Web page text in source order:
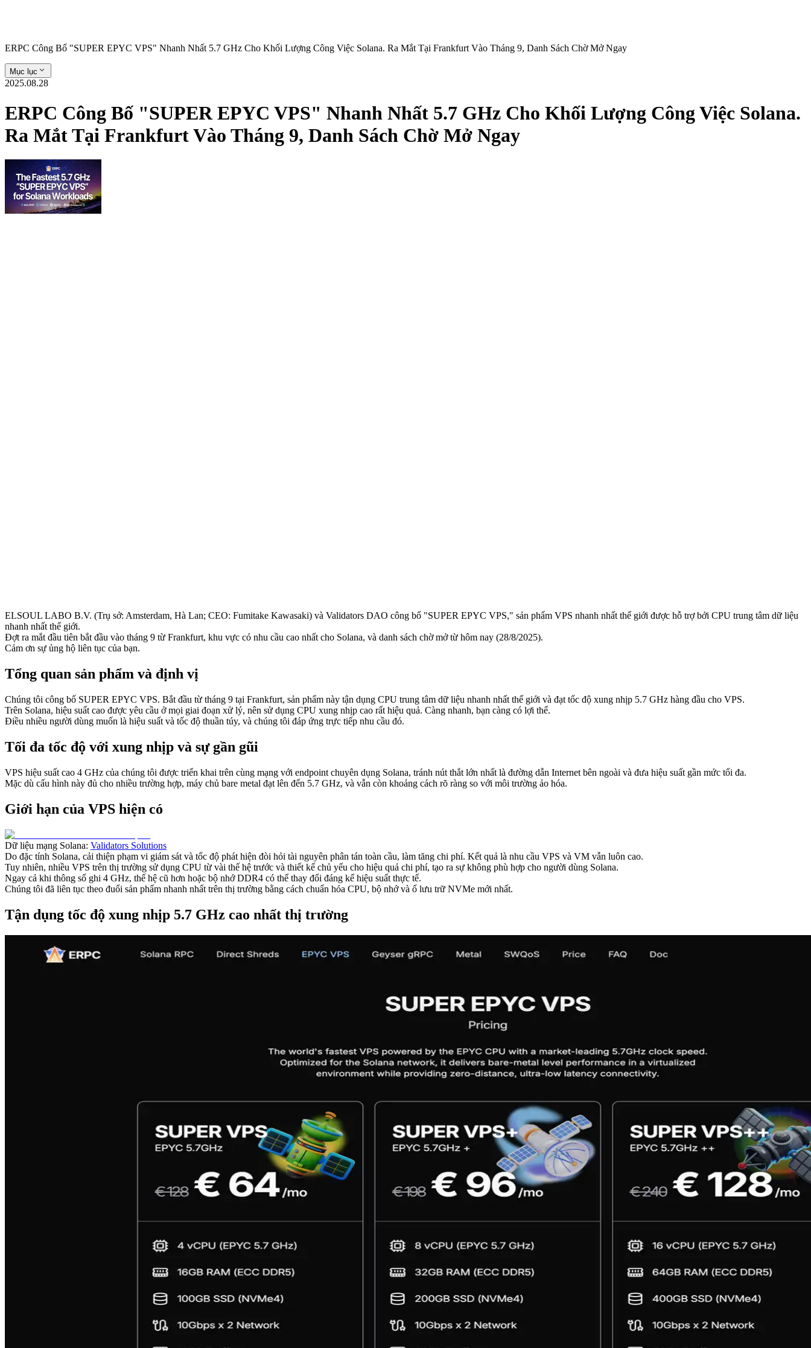
ERPC Công Bố "SUPER EPYC VPS" Nhanh Nhất 5.7 GHz Cho Khối Lượng Công Việc Solana. Ra Mắt Tại Frankfurt Vào Tháng 9, Danh Sách Chờ Mở Ngay
Mục lục
2025.08.28
ERPC Công Bố "SUPER EPYC VPS" Nhanh Nhất 5.7 GHz Cho Khối Lượng Công Việc Solana.
Ra Mắt Tại Frankfurt Vào Tháng 9, Danh Sách Chờ Mở Ngay
ELSOUL LABO B.V. (Trụ sở: Amsterdam, Hà Lan; CEO: Fumitake Kawasaki) và Validators DAO công bố "SUPER EPYC VPS," sản phẩm VPS nhanh nhất thế giới được hỗ trợ bởi CPU trung tâm dữ liệu
nhanh nhất thế giới.
Đợt ra mắt đầu tiên bắt đầu vào tháng 9 từ Frankfurt, khu vực có nhu cầu cao nhất cho Solana, và danh sách chờ mở từ hôm nay (28/8/2025).
Cảm ơn sự ủng hộ liên tục của bạn.
Tổng quan sản phẩm và định vị
Chúng tôi công bố SUPER EPYC VPS. Bắt đầu từ tháng 9 tại Frankfurt, sản phẩm này tận dụng CPU trung tâm dữ liệu nhanh nhất thế giới và đạt tốc độ xung nhịp 5.7 GHz hàng đầu cho VPS.
Trên Solana, hiệu suất cao được yêu cầu ở mọi giai đoạn xử lý, nên sử dụng CPU xung nhịp cao rất hiệu quả. Càng nhanh, bạn càng có lợi thế.
Điều nhiều người dùng muốn là hiệu suất và tốc độ thuần túy, và chúng tôi đáp ứng trực tiếp nhu cầu đó.
Tối đa tốc độ với xung nhịp và sự gần gũi
VPS hiệu suất cao 4 GHz của chúng tôi được triển khai trên cùng mạng với endpoint chuyên dụng Solana, tránh nút thắt lớn nhất là đường dẫn Internet bên ngoài và đưa hiệu suất gần mức tối đa.
Mặc dù cấu hình này đủ cho nhiều trường hợp, máy chủ bare metal đạt lên đến 5.7 GHz, và vẫn còn khoảng cách rõ ràng so với môi trường ảo hóa.
Giới hạn của VPS hiện có
Dữ liệu mạng Solana: Validators Solutions
Do đặc tính Solana, cải thiện phạm vi giám sát và tốc độ phát hiện đòi hỏi tài nguyên phân tán toàn cầu, làm tăng chi phí. Kết quả là nhu cầu VPS và VM vẫn luôn cao.
Tuy nhiên, nhiều VPS trên thị trường sử dụng CPU từ vài thế hệ trước và thiết kế chủ yếu cho hiệu quả chi phí, tạo ra sự không phù hợp cho người dùng Solana.
Ngay cả khi thông số ghi 4 GHz, thế hệ cũ hơn hoặc bộ nhớ DDR4 có thể thay đổi đáng kể hiệu suất thực tế.
Chúng tôi đã liên tục theo đuổi sản phẩm nhanh nhất trên thị trường bằng cách chuẩn hóa CPU, bộ nhớ và ổ lưu trữ NVMe mới nhất.
Tận dụng tốc độ xung nhịp 5.7 GHz cao nhất thị trường